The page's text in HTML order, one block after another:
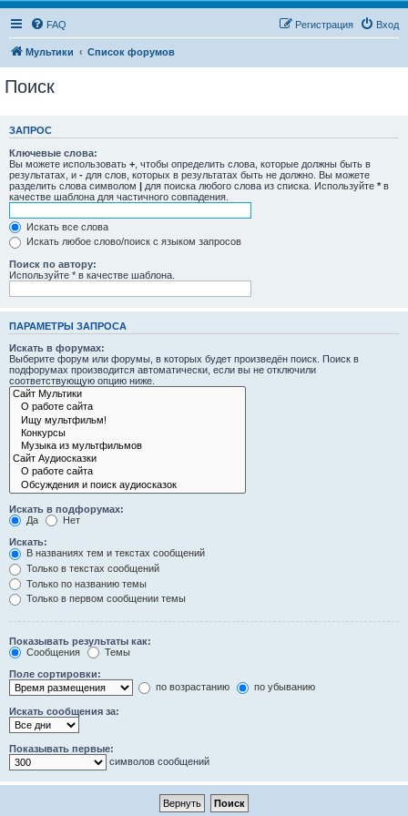
FAQ Вход
Регистрация
Мультики Список форумов
Поиск
ЗАПРОС
Ключевые слова:
Вы можете использовать + , чтобы определить слова, которые должны быть в
результатах, и - для слов, которых в результатах быть не должно. Вы можете
разделить слова символом | для поиска любого слова из списка. Используйте * в
качестве шаблона для частичного совпадения.
Искать все слова
Искать любое слово/поиск с языком запросов
Поиск по автору:
Используйте * в качестве шаблона.
ПАРАМЕТРЫ ЗАПРОСА
Искать в форумах:
Выберите форум или форумы, в которых будет произведён поиск. Поиск в
подфорумах производится автоматически, если вы не отключили
соответствующую опцию ниже.
Искать в подфорумах:
Да
Нет
Искать:
В названиях тем и текстах сообщений
Только в текстах сообщений
Только по названию темы
Только в первом сообщении темы
Показывать результаты как:
Сообщения
Темы
Поле сортировки:
по возрастанию
по убыванию
Искать сообщения за:
Показывать первые:
символов сообщений